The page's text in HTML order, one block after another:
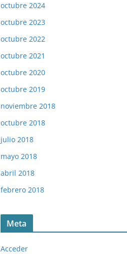
octubre 2024
octubre 2023
octubre 2022
octubre 2021
octubre 2020
octubre 2019
noviembre 2018
octubre 2018
julio 2018
mayo 2018
abril 2018
febrero 2018
Meta
Acceder